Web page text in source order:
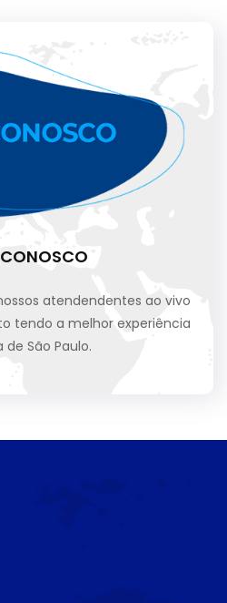
atendendentes ao vivo
tendo a melhor experiência
São Paulo.